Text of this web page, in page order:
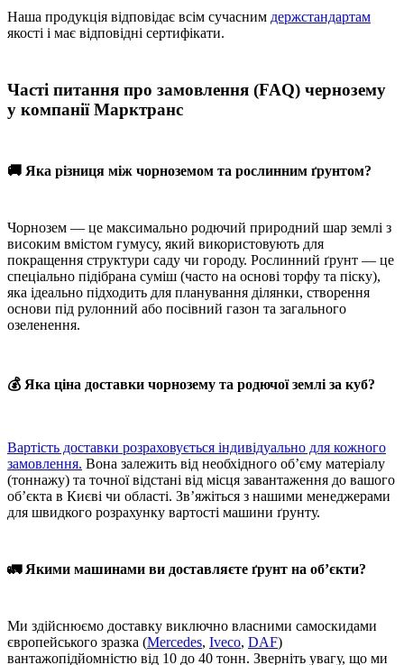
Наша продукція відповідає всім сучасним держстандартам
якості і має відповідні сертифікати.
Часті питання про замовлення (FAQ) чернозему
у компанії Марктранс
🚚 Яка різниця між чорноземом та рослинним ґрунтом?
Чорнозем — це максимально родючий природний шар землі з
високим вмістом гумусу, який використовують для
покращення структури саду чи городу. Рослинний ґрунт — це
спеціально підібрана суміш (часто на основі торфу та піску),
яка ідеально підходить для планування ділянки, створення
основи під рулонний або посівний газон та загального
озеленення.
💰 Яка ціна доставки чорнозему та родючої землі за куб?
Вартість доставки розраховується індивідуально для кожного
замовлення. Вона залежить від необхідного об’єму матеріалу
(тоннажу) та точної відстані від місця завантаження до вашого
об’єкта в Києві чи області. Зв’яжіться з нашими менеджерами
для швидкого розрахунку вартості машини ґрунту.
🚛 Якими машинами ви доставляєте ґрунт на об’єкти?
Ми здійснюємо доставку виключно власними самоскидами
європейського зразка (Mercedes, Iveco, DAF)
вантажопідйомністю від 10 до 40 тонн. Зверніть увагу, що ми